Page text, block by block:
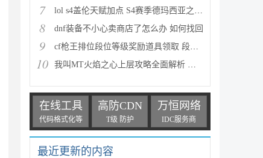
7 lol s4盖伦天赋加点 S4赛季德玛西亚之力符文与出装推
8 dnf装备不小心卖商店了怎么办 如何找回
9 cf枪王排位段位等级奖励道具领取 段位等级奖励大全
10 我叫MT火焰之心上层攻略全面解析 挑战拉格罗斯
在线工具
代码格式化等
高防CDN
T级 防护
万恒网络
IDC服务商
最近更新的内容